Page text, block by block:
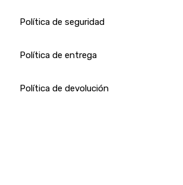
Política de seguridad
Política de entrega
Política de devolución